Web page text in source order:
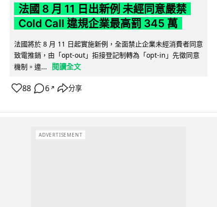
法國 8 月 11 日出新例 未經同意嚴禁
Cold Call 違規企業最高罰 345 萬
法國將於 8 月 11 日起實施新例，全面禁止企業未經消費者同意
致電推銷，由「opt-out」拒接登記制轉為「opt-in」先徵同意
機制。違...
閱讀全文
88 6 ↗ 分享
ADVERTISEMENT